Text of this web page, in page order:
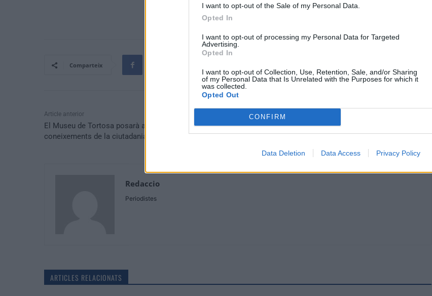
I want to opt-out of the Sale of my Personal Data.
Opted In
I want to opt-out of processing my Personal Data for Targeted
Advertising.
Opted In
I want to opt-out of Collection, Use, Retention, Sale, and/or Sharing
of my Personal Data that Is Unrelated with the Purposes for which it
was collected.
Opted Out
CONFIRM
Data Deletion Data Access Privacy Policy
Comparteix
Article anterior
El Museu de Tortosa posarà a prova, dissabte, els
coneixements de la ciutadania sobre el patrimoni
El Mouscron belga on juga l’ulldeconenc Aleix Garcia,
pendent de si la lliga es dóna per finalitzada
Redaccio
Periodistes
ARTICLES RELACIONATS